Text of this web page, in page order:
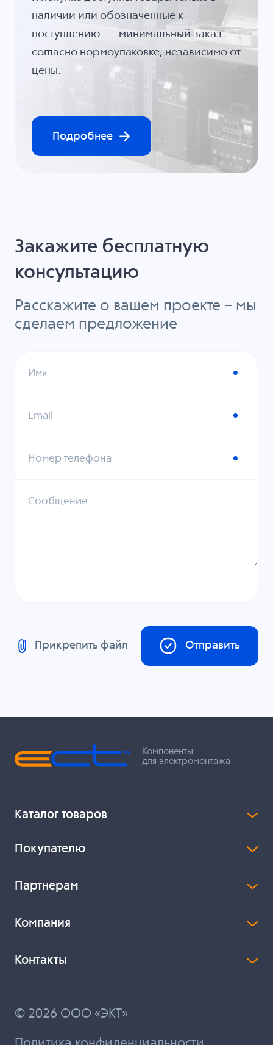
наличии или обозначенные к
поступлению — минимальный заказ
согласно нормоупаковке, независимо от
цены.
Подробнее
Закажите бесплатную
консультацию
Расскажите о вашем проекте – мы
сделаем предложение
Имя
Email
Номер телефона
Сообщение
Прикрепить файл Отправить
Компоненты
для электромонтажа
Каталог товаров
Покупателю
Партнерам
Компания
Контакты
© 2026 ООО «ЭКТ»